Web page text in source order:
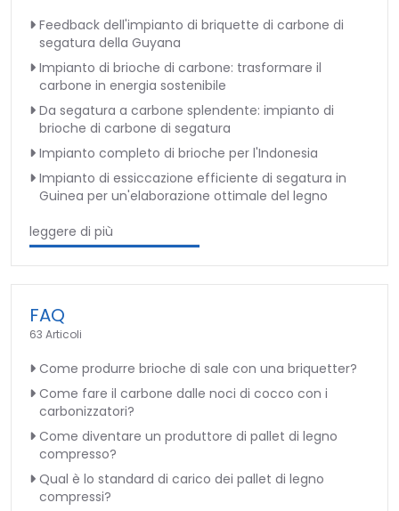
Feedback dell'impianto di briquette di carbone di
segatura della Guyana
Impianto di brioche di carbone: trasformare il
carbone in energia sostenibile
Da segatura a carbone splendente: impianto di
brioche di carbone di segatura
Impianto completo di brioche per l'Indonesia
Impianto di essiccazione efficiente di segatura in
Guinea per un'elaborazione ottimale del legno
leggere di più
FAQ
63 Articoli
Come produrre brioche di sale con una briquetter?
Come fare il carbone dalle noci di cocco con i
carbonizzatori?
Come diventare un produttore di pallet di legno
compresso?
Qual è lo standard di carico dei pallet di legno
compressi?